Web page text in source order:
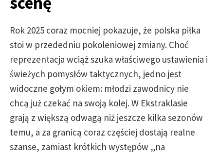
Rok 2025 coraz mocniej pokazuje, że polska piłka
stoi w przededniu pokoleniowej zmiany. Choć
reprezentacja wciąż szuka właściwego ustawienia i
świeżych pomysłów taktycznych, jedno jest
widoczne gołym okiem: młodzi zawodnicy nie
chcą już czekać na swoją kolej. W Ekstraklasie
grają z większą odwagą niż jeszcze kilka sezonów
temu, a za granicą coraz częściej dostają realne
szanse, zamiast krótkich występów „na